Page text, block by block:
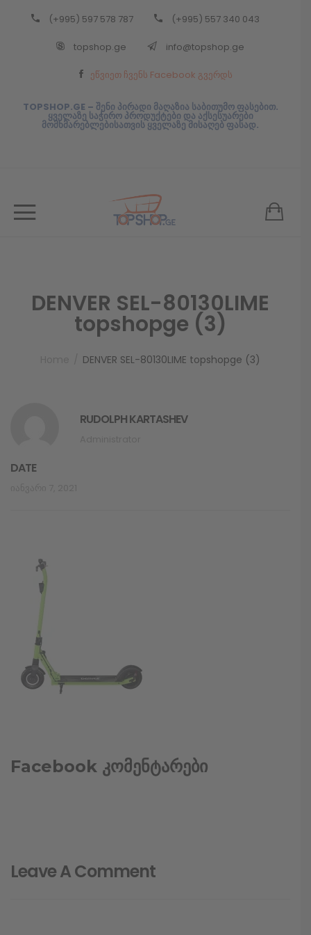
(+995) 597 578 787 (+995) 557 340 043
topshop.ge info@topshop.ge
ეწვიეთ ჩვენს Facebook გვერდს
TOPSHOP.GE – შენი პირადი მაღაზია საბითუმო ფასებით.
ყველაზე საჭირო პროდუქტები და აქსესუარები
მომხმარებლებისათვის ყველაზე მისაღებ ფასად.
DENVER SEL-80130LIME
topshopge (3)
DENVER SEL-80130LIME topshopge (3)
RUDOLPH KARTASHEV
DATE
Facebook კომენტარები
Leave A Comment
Back